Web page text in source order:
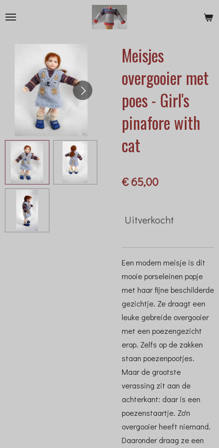
hoofdinhoud
Meisjes
overgooier met
poes - Girl's
pinafore with
cat
€ 65,00
Uitverkocht
Een modern meisje is dit
mooie porseleinen popje
met haar fijne beschilderde
gezichtje. Ze draagt een
leuke gebreide overgooier
met een poezengezicht
erop. Zelfs op de zakken
staan poezenpootjes.
Maar de grootste
verassing zit aan de
achterkant: daar is een
poezenstaartje. Zo'n
overgooier heeft niemand.
Daaronder draag ze een